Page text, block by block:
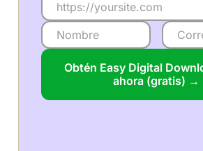
Obtén Easy Digital
ahora (gratis) →